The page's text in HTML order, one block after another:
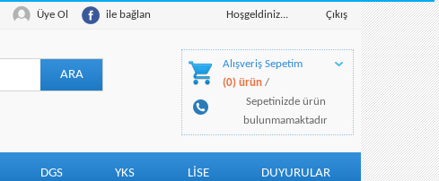
Çıkış
Hoşgeldiniz...
ile bağlan
Üye Ol
Alışveriş Sepetim
(0) ürün /
Sepetinizde ürün
bulunmamaktadır
DGS YKS LİSE DUYURULAR